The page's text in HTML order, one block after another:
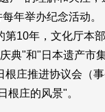
年举办纪念活动。
10年，文化厅本
典"和"日本遗产市集
庄推进协议会（
根庄的风景"。